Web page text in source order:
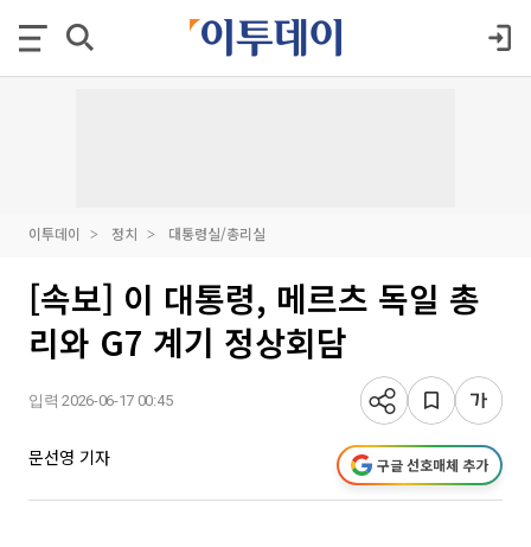
이투데이 정치 대통령실/총리실
[속보] 이 대통령, 메르츠 독일 총
리와 G7 계기 정상회담
입력 2026-06-17 00:45
문선영 기자 구글 선호매체 추가